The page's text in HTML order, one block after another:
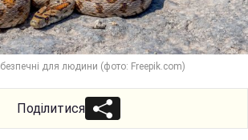
для людини (фото: Freepik.com)
Поділитися